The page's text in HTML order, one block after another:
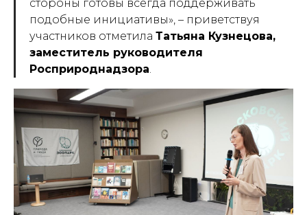
стороны готовы всегда поддерживать
подобные инициативы», – приветствуя
участников отметила Татьяна Кузнецова,
заместитель руководителя
Росприроднадзора